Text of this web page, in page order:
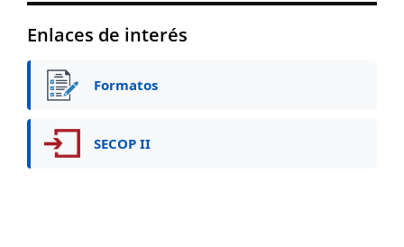
Enlaces de interés
Formatos
SECOP II